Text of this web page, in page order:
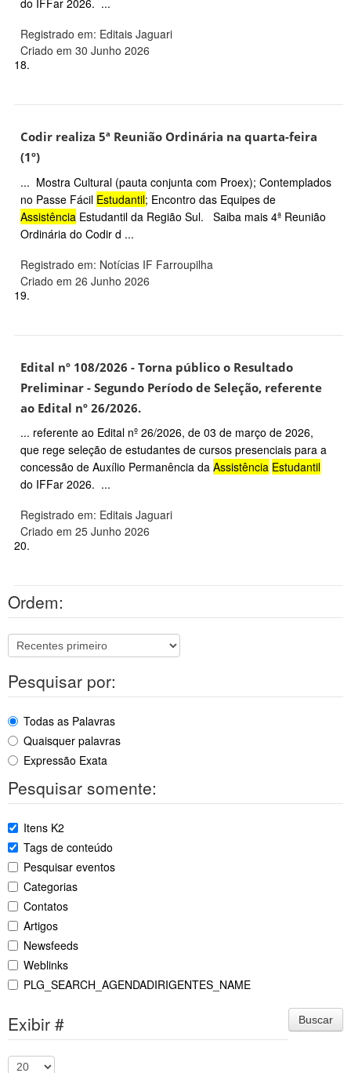
Registrado em: Editais Jaguari
Criado em 30 Junho 2026
18.
Codir realiza 5ª Reunião Ordinária na quarta-feira
(1º)
... Mostra Cultural (pauta conjunta com Proex); Contemplados
no Passe Fácil Estudantil; Encontro das Equipes de
Assistência Estudantil da Região Sul. Saiba mais 4ª Reunião
Ordinária do Codir d ...
Registrado em: Notícias IF Farroupilha
Criado em 26 Junho 2026
19.
Edital nº 108/2026 - Torna público o Resultado
Preliminar - Segundo Período de Seleção, referente
ao Edital nº 26/2026.
... referente ao Edital nº 26/2026, de 03 de março de 2026,
que rege seleção de estudantes de cursos presenciais para a
concessão de Auxílio Permanência da Assistência Estudantil
do IFFar 2026. ...
Registrado em: Editais Jaguari
Criado em 25 Junho 2026
20.
Ordem:
Pesquisar por:
Todas as Palavras
Quaisquer palavras
Expressão Exata
Pesquisar somente:
Itens K2
Tags de conteúdo
Pesquisar eventos
Categorias
Contatos
Artigos
Newsfeeds
Weblinks
PLG_SEARCH_AGENDADIRIGENTES_NAME
Buscar
Exibir #